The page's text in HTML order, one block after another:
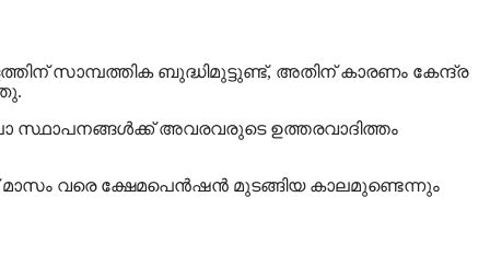
സാമ്പത്തിക ബുദ്ധിമുട്ടുണ്ട്, അതിന് കാരണം കേന്ദ്ര
സ്ഥാപനങ്ങള്‍ക്ക് അവരവരുടെ ഉത്തരവാദിത്തം
വരെ ക്ഷേമപെന്‍ഷന്‍ മുടങ്ങിയ കാലമുണ്ടെന്നും